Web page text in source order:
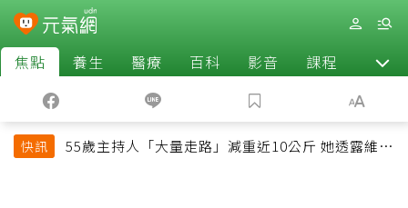
焦點 養生 醫療 百科 影音 課程 退休
快訊
55歲主持人「大量走路」減重近10公斤 她透露維持